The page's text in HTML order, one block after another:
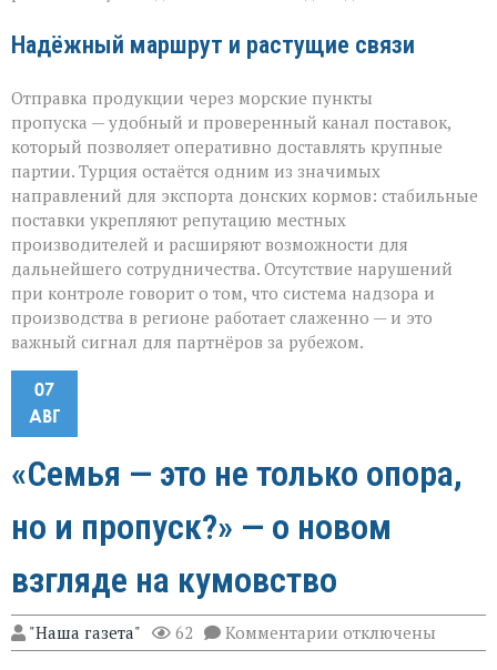
Надёжный маршрут и растущие связи
Отправка продукции через морские пункты
пропуска — удобный и проверенный канал поставок,
который позволяет оперативно доставлять крупные
партии. Турция остаётся одним из значимых
направлений для экспорта донских кормов: стабильные
поставки укрепляют репутацию местных
производителей и расширяют возможности для
дальнейшего сотрудничества. Отсутствие нарушений
при контроле говорит о том, что система надзора и
производства в регионе работает слаженно — и это
важный сигнал для партнёров за рубежом.
07
АВГ
«Семья — это не только опора,
но и пропуск?» — о новом
взгляде на кумовство
"Наша газета" 62 Комментарии к
записи
отключены